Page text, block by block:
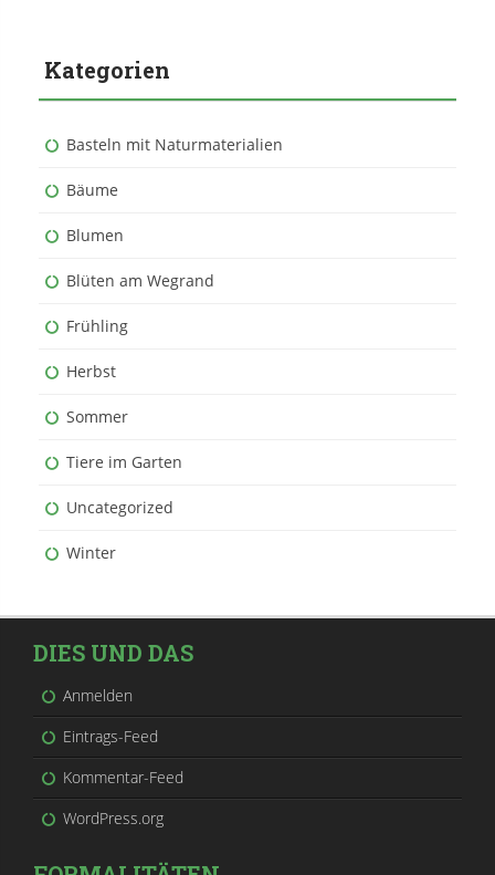
Kategorien
Basteln mit Naturmaterialien
Bäume
Blumen
Blüten am Wegrand
Frühling
Herbst
Sommer
Tiere im Garten
Uncategorized
Winter
DIES UND DAS
Anmelden
Eintrags-Feed
Kommentar-Feed
WordPress.org